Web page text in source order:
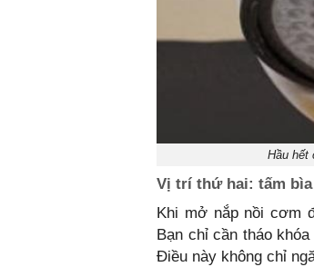
Hầu hết
Vị trí thứ hai: tấm bìa
Khi mở nắp nồi cơm
Bạn chỉ cần tháo
Điều này không chỉ